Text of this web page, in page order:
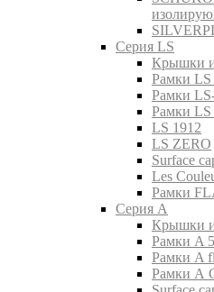
Серия LS
Крышки
Рамки LS
Рамки
Рамки LS
LS 1912
LS ZERO
Surface
Les
Рамки
Серия A
Крышки
Рамки A
Рамки A
Рамки A